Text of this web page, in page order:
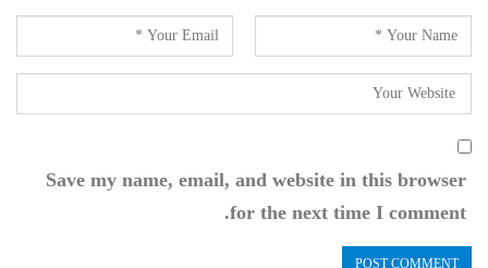
Save my name, email, and website in this browser
for the next time I comment.